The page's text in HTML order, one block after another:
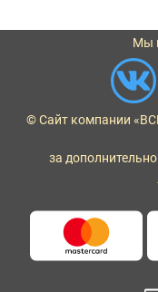
Мы
© Сайт компании
за